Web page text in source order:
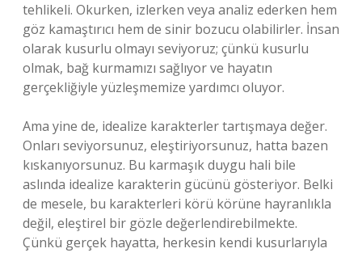
tehlikeli. Okurken, izlerken veya analiz ederken hem
göz kamaştırıcı hem de sinir bozucu olabilirler. İnsan
olarak kusurlu olmayı seviyoruz; çünkü kusurlu
olmak, bağ kurmamızı sağlıyor ve hayatın
gerçekliğiyle yüzleşmemize yardımcı oluyor.
Ama yine de, idealize karakterler tartışmaya değer.
Onları seviyorsunuz, eleştiriyorsunuz, hatta bazen
kıskanıyorsunuz. Bu karmaşık duygu hali bile
aslında idealize karakterin gücünü gösteriyor. Belki
de mesele, bu karakterleri körü körüne hayranlıkla
değil, eleştirel bir gözle değerlendirebilmekte.
Çünkü gerçek hayatta, herkesin kendi kusurlarıyla